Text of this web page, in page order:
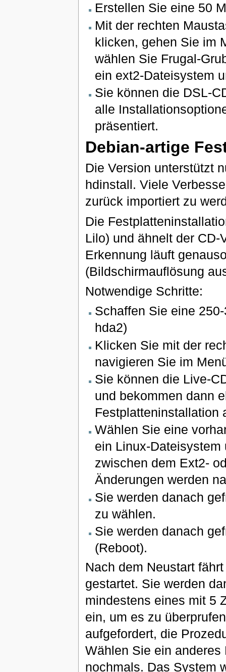
Erstellen Sie eine 50
Mit der rechten
klicken, gehen Sie im
wählen Sie Frugal-
ein ext2-Dateisystem
Sie können die DSL-
alle
präsentiert.
Debian-artige
Die Version unterstützt
hdinstall. Viele
zurück importiert zu
Die
Lilo) und ähnelt der
Erkennung läuft
(Bildschirmauflösung
Notwendige Schritte:
Schaffen Sie eine
hda2)
Klicken Sie mit der
navigieren Sie im
Sie können die Live-
und bekommen dann
Festplatteninstallation
Wählen Sie eine
ein Linux-
zwischen dem Ext2-
Änderungen werden
Sie werden danach
zu wählen.
Sie werden danach
(Reboot).
Nach dem Neustart
gestartet. Sie werden
mindestens eines mit 5
ein, um es zu
aufgefordert, die
Wählen Sie ein
nochmals. Das System